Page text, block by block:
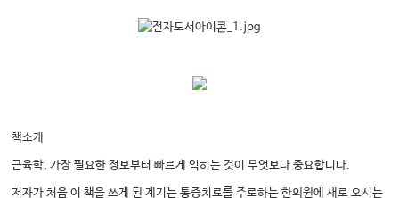
책소개
근육학, 가장 필요한 정보부터 빠르게 익히는 것이 무엇보다 중요합니다.
저자가 처음 이 책을 쓰게 된 계기는 통증치료를 주로하는 한의원에 새로 오시는